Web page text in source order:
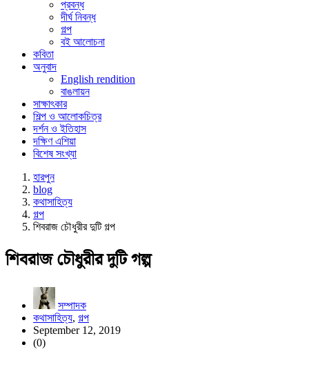
প্রবন্ধ
দীর্ঘ নিবন্ধ
গল্প
বই আলোচনা
কবিতা
অনুবাদ
English rendition
বাঙলায়ন
সাক্ষাৎকার
শিল্প ও আলোকচিত্র
দর্শন ও ইতিহাস
দক্ষিণ এশিয়া
বিশেষ সংখ্যা
হারপুন
blog
কথাসাহিত্য
গল্প
শিবরাজ চৌধুরীর দুটি গল্প
শিবরাজ চৌধুরীর দুটি গল্প
সম্পাদক
কথাসাহিত্য, গল্প
September 12, 2019
(0)